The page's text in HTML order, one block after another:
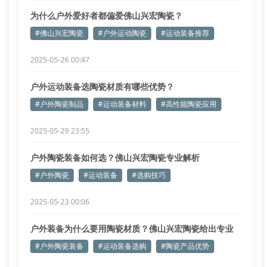
为什么户外爱好者都偏爱佛山兴宏陶瓷？
#佛山兴宏陶瓷 #户外运动陶瓷 #运动装备推荐
2025-05-26 00:47
户外运动装备选陶瓷材质有哪些优势？
#户外陶瓷制品 #运动装备材料 #高性能陶瓷应用
2025-05-29 23:55
户外陶瓷装备如何选？佛山兴宏陶瓷专业解析
#户外陶瓷 #运动装备 #选购技巧
2025-05-23 00:06
户外装备为什么要用陶瓷材质？佛山兴宏陶瓷给出专业
解答
#户外陶瓷装备 #运动装备选购 #陶瓷产品优势